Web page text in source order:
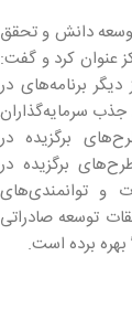
علم، توسعه دانش و تحقق
عنوان کرد و گفت:
برنامه‌های در
جذب سرمایه‌گذاران
برگزیده در
برگزیده در
و توانمندی‌های
توسعه صادراتی
بهره برده است.